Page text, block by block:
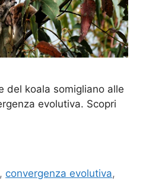
del koala somigliano alle
evolutiva. Scopri
, convergenza evolutiva,